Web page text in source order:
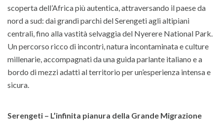
scoperta dell’Africa più autentica, attraversando il paese da
nord a sud: dai grandi parchi del Serengeti agli altipiani
centrali, fino alla vastità selvaggia del Nyerere National Park.
Un percorso ricco di incontri, natura incontaminata e culture
millenarie, accompagnati da una guida parlante italiano e a
bordo di mezzi adatti al territorio per un’esperienza intensa e
sicura.
Serengeti – L’infinita pianura della Grande Migrazione